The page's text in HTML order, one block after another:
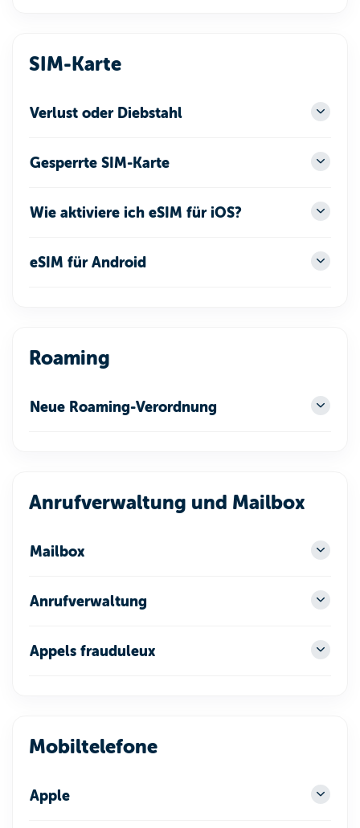
SIM-Karte
Verlust oder Diebstahl
Gesperrte SIM-Karte
Wie aktiviere ich eSIM für iOS?
eSIM für Android
Roaming
Neue Roaming-Verordnung
Anrufverwaltung und Mailbox
Mailbox
Anrufverwaltung
Appels frauduleux
Mobiltelefone
Apple